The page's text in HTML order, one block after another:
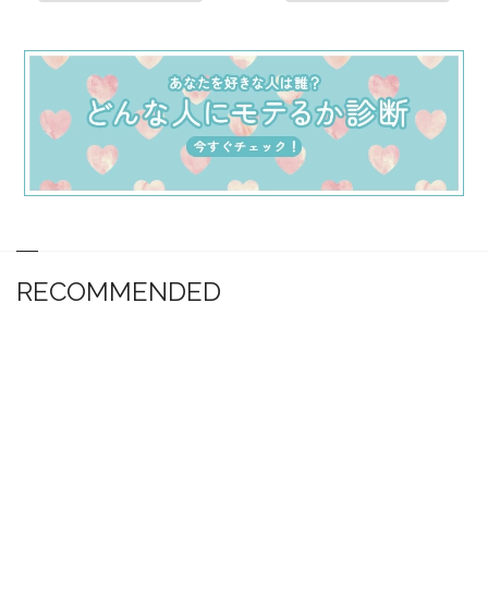
RECOMMENDED